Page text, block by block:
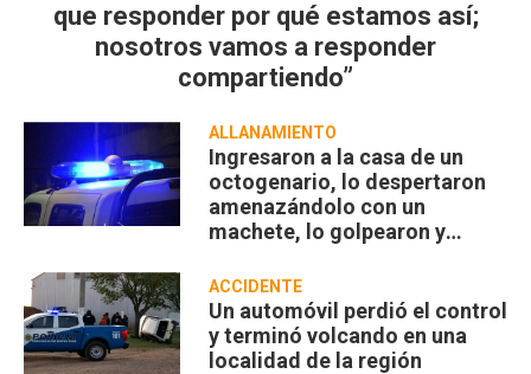
que responder por qué estamos así;
nosotros vamos a responder
compartiendo”
ALLANAMIENTO
Ingresaron a la casa de un
octogenario, lo despertaron
amenazándolo con un
machete, lo golpearon y
ACCIDENTE
Un automóvil perdió el control
y terminó volcando en una
localidad de la región